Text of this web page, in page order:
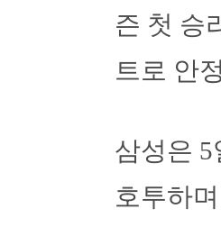
즌 첫 승
트로 안
삼성은
호투하